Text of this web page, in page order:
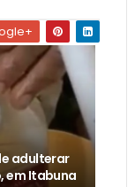
adulterar
em Itabuna